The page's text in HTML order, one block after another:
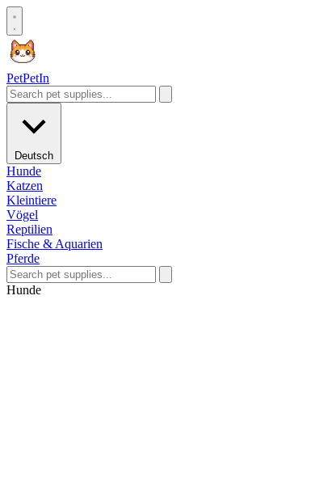
PetPetIn
Deutsch
Hunde
Katzen
Kleintiere
Vögel
Reptilien
Fische & Aquarien
Pferde
Hunde